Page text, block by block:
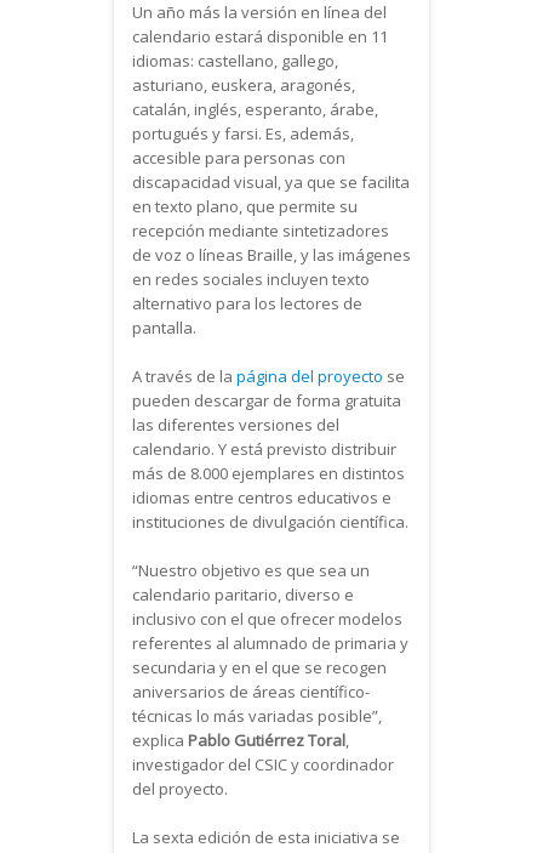
Un año más la versión en línea del
calendario estará disponible en 11
idiomas: castellano, gallego,
asturiano, euskera, aragonés,
catalán, inglés, esperanto, árabe,
portugués y farsi. Es, además,
accesible para personas con
discapacidad visual, ya que se facilita
en texto plano, que permite su
recepción mediante sintetizadores
de voz o líneas Braille, y las imágenes
en redes sociales incluyen texto
alternativo para los lectores de
pantalla.
A través de la página del proyecto se
pueden descargar de forma gratuita
las diferentes versiones del
calendario. Y está previsto distribuir
más de 8.000 ejemplares en distintos
idiomas entre centros educativos e
instituciones de divulgación científica.
“Nuestro objetivo es que sea un
calendario paritario, diverso e
inclusivo con el que ofrecer modelos
referentes al alumnado de primaria y
secundaria y en el que se recogen
aniversarios de áreas científico-
técnicas lo más variadas posible”,
explica Pablo Gutiérrez Toral,
investigador del CSIC y coordinador
del proyecto.
La sexta edición de esta iniciativa se